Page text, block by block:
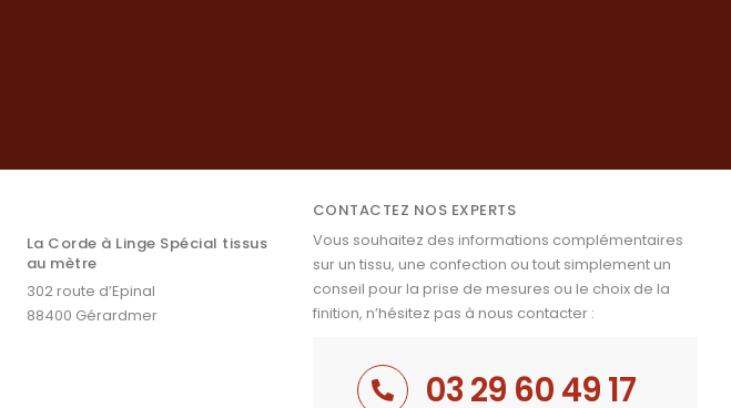
La Corde à Linge Spécial tissus
au mètre
302 route d’Epinal
88400 Gérardmer
CONTACTEZ NOS EXPERTS
Vous souhaitez des informations complémentaires
sur un tissu, une confection ou tout simplement un
conseil pour la prise de mesures ou le choix de la
finition, n’hésitez pas à nous contacter :
03 29 60 49 17